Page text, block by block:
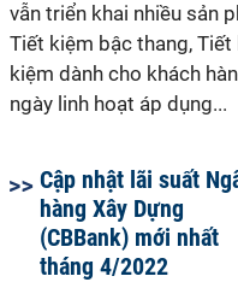
vẫn triển khai nhiều sản
Tiết kiệm bậc thang,
kiệm dành cho khách
ngày linh hoạt áp dụng...
Cập nhật lãi suất
hàng Xây Dựng
(CBBank) mới nhất
tháng 4/2022